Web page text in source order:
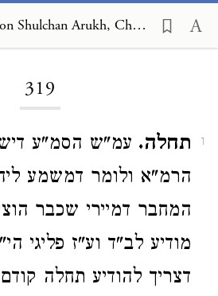
Ba'er Hetev on Shulchan Arukh, Choshen Mishpat 319
319
1 תחלה. עמ"ש הסמ"ע
הרמ"א ולומר דמשמע
המחבר דמיירי שכבר
מודיע לב"ד וע"ז פליגי
דצריך להודיע תחלה